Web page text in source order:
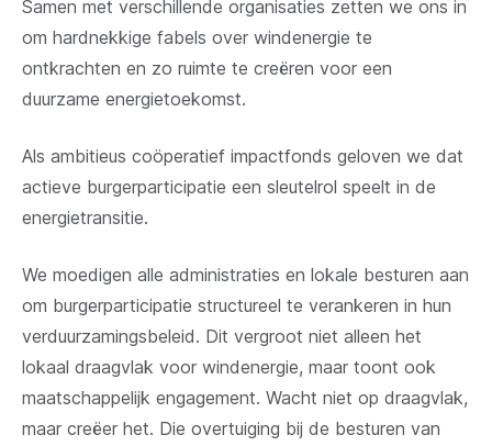
Samen met verschillende organisaties zetten we ons in
om hardnekkige fabels over windenergie te
ontkrachten en zo ruimte te creëren voor een
duurzame energietoekomst.
Als ambitieus coöperatief impactfonds geloven we dat
actieve burgerparticipatie een sleutelrol speelt in de
energietransitie.
We moedigen alle administraties en lokale besturen aan
om burgerparticipatie structureel te verankeren in hun
verduurzamingsbeleid. Dit vergroot niet alleen het
lokaal draagvlak voor windenergie, maar toont ook
maatschappelijk engagement. Wacht niet op draagvlak,
maar creëer het. Die overtuiging bij de besturen van